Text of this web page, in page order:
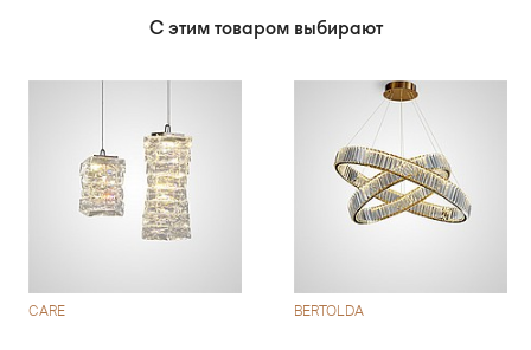
С этим товаром выбирают
CARE BERTOLDA